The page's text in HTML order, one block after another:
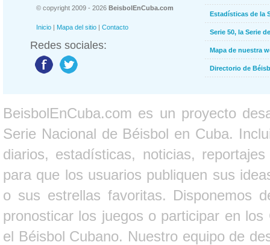
© copyright 2009 - 2026 BeisbolEnCuba.com
Inicio | Mapa del sitio | Contacto
Redes sociales:
Estadísticas de la
Serie 50, la Serie
Mapa de nuestra
Directorio de
BeisbolEnCuba.com es un proyecto
Serie Nacional de Béisbol en Cuba.
diarios, estadísticas, noticias,
para que los usuarios publiquen sus
o sus estrellas favoritas. Disponemos
pronosticar los juegos o participar en
el Béisbol Cubano. Nuestro equipo de